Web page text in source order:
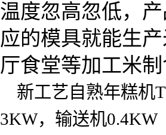
温度忽高忽低，
应的模具就能生
厅食堂等加工米
新工艺自熟年糕机
3KW，输送机0.4KW